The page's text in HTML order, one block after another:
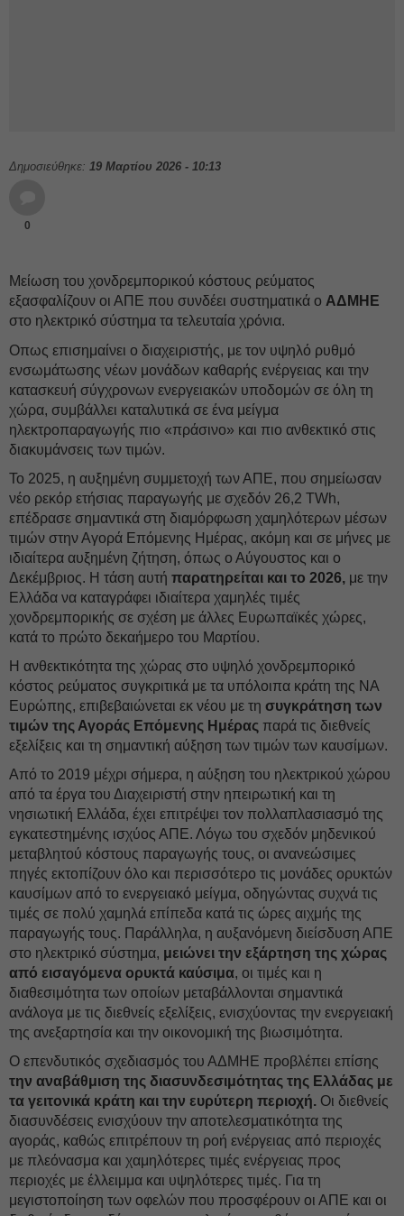
Δημοσιεύθηκε: 19 Μαρτίου 2026 - 10:13
0
Μείωση του χονδρεμπορικού κόστους ρεύματος
εξασφαλίζουν οι ΑΠΕ που συνδέει συστηματικά ο ΑΔΜΗΕ
στο ηλεκτρικό σύστημα τα τελευταία χρόνια.
Οπως επισημαίνει ο διαχειριστής, με τον υψηλό ρυθμό
ενσωμάτωσης νέων μονάδων καθαρής ενέργειας και την
κατασκευή σύγχρονων ενεργειακών υποδομών σε όλη τη
χώρα, συμβάλλει καταλυτικά σε ένα μείγμα
ηλεκτροπαραγωγής πιο «πράσινο» και πιο ανθεκτικό στις
διακυμάνσεις των τιμών.
Το 2025, η αυξημένη συμμετοχή των ΑΠΕ, που σημείωσαν
νέο ρεκόρ ετήσιας παραγωγής με σχεδόν 26,2 TWh,
επέδρασε σημαντικά στη διαμόρφωση χαμηλότερων μέσων
τιμών στην Αγορά Επόμενης Ημέρας, ακόμη και σε μήνες με
ιδιαίτερα αυξημένη ζήτηση, όπως ο Αύγουστος και ο
Δεκέμβριος. H τάση αυτή παρατηρείται και το 2026, με την
Ελλάδα να καταγράφει ιδιαίτερα χαμηλές τιμές
χονδρεμπορικής σε σχέση με άλλες Ευρωπαϊκές χώρες,
κατά το πρώτο δεκαήμερο του Μαρτίου.
Η ανθεκτικότητα της χώρας στο υψηλό χονδρεμπορικό
κόστος ρεύματος συγκριτικά με τα υπόλοιπα κράτη της ΝΑ
Ευρώπης, επιβεβαιώνεται εκ νέου με τη συγκράτηση των
τιμών της Αγοράς Επόμενης Ημέρας παρά τις διεθνείς
εξελίξεις και τη σημαντική αύξηση των τιμών των καυσίμων.
Από το 2019 μέχρι σήμερα, η αύξηση του ηλεκτρικού χώρου
από τα έργα του Διαχειριστή στην ηπειρωτική και τη
νησιωτική Ελλάδα, έχει επιτρέψει τον πολλαπλασιασμό της
εγκατεστημένης ισχύος ΑΠΕ. Λόγω του σχεδόν μηδενικού
μεταβλητού κόστους παραγωγής τους, οι ανανεώσιμες
πηγές εκτοπίζουν όλο και περισσότερο τις μονάδες ορυκτών
καυσίμων από το ενεργειακό μείγμα, οδηγώντας συχνά τις
τιμές σε πολύ χαμηλά επίπεδα κατά τις ώρες αιχμής της
παραγωγής τους. Παράλληλα, η αυξανόμενη διείσδυση ΑΠΕ
στο ηλεκτρικό σύστημα, μειώνει την εξάρτηση της χώρας
από εισαγόμενα ορυκτά καύσιμα, οι τιμές και η
διαθεσιμότητα των οποίων μεταβάλλονται σημαντικά
ανάλογα με τις διεθνείς εξελίξεις, ενισχύοντας την ενεργειακή
της ανεξαρτησία και την οικονομική της βιωσιμότητα.
Ο επενδυτικός σχεδιασμός του ΑΔΜΗΕ προβλέπει επίσης
την αναβάθμιση της διασυνδεσιμότητας της Ελλάδας με
τα γειτονικά κράτη και την ευρύτερη περιοχή. Οι διεθνείς
διασυνδέσεις ενισχύουν την αποτελεσματικότητα της
αγοράς, καθώς επιτρέπουν τη ροή ενέργειας από περιοχές
με πλεόνασμα και χαμηλότερες τιμές ενέργειας προς
περιοχές με έλλειμμα και υψηλότερες τιμές. Για τη
μεγιστοποίηση των οφελών που προσφέρουν οι ΑΠΕ και οι